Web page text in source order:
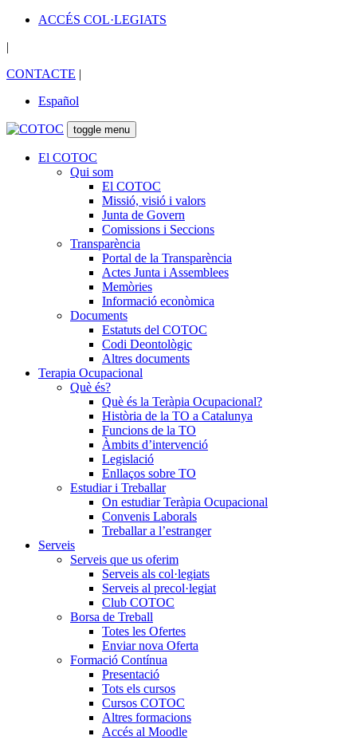
ACCÉS COL·LEGIATS
|
CONTACTE |
Español
toggle menu
El COTOC
Qui som
El COTOC
Missió, visió i valors
Junta de Govern
Comissions i Seccions
Transparència
Portal de la Transparència
Actes Junta i Assemblees
Memòries
Informació econòmica
Documents
Estatuts del COTOC
Codi Deontològic
Altres documents
Terapia Ocupacional
Què és?
Què és la Teràpia Ocupacional?
Història de la TO a Catalunya
Funcions de la TO
Àmbits d’intervenció
Legislació
Enllaços sobre TO
Estudiar i Treballar
On estudiar Teràpia Ocupacional
Convenis Laborals
Treballar a l’estranger
Serveis
Serveis que us oferim
Serveis als col·legiats
Serveis al precol·legiat
Club COTOC
Borsa de Treball
Totes les Ofertes
Enviar nova Oferta
Formació Contínua
Presentació
Tots els cursos
Cursos COTOC
Altres formacions
Accés al Moodle